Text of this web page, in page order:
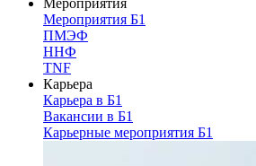
Мероприятия Б1
ПМЭФ
ННФ
TNF
Карьера
Карьера в Б1
Вакансии в Б1
Карьерные мероприятия Б1